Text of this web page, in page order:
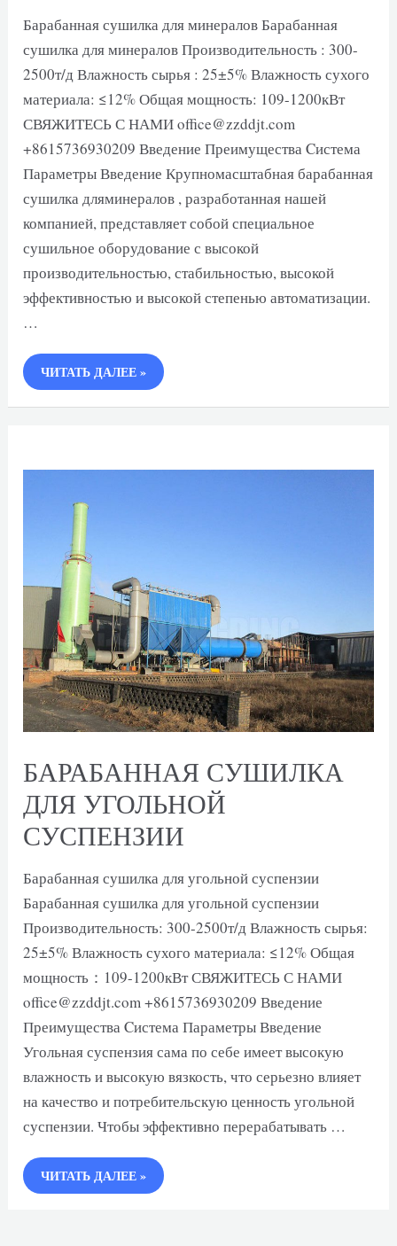
Барабанная сушилка для минералов Барабанная
сушилка для минералов Производительность : 300-
2500т/д Влажность сырья : 25±5% Влажность сухого
материала: ≤12% Общая мощность: 109-1200кВт
СВЯЖИТЕСЬ С НАМИ office@zzddjt.com
+8615736930209 Введение Преимущества Cистема
Параметры Введение Крупномасштабная барабанная
сушилка дляминералов , разработанная нашей
компанией, представляет собой специальное
сушильное оборудование с высокой
производительностью, стабильностью, высокой
эффективностью и высокой степенью автоматизации.
…
БАРАБАННАЯ
СУШИЛКА
ДЛЯ
ЧИТАТЬ ДАЛЕЕ »
БАРАБАННАЯ СУШИЛКА
ДЛЯ УГОЛЬНОЙ
СУСПЕНЗИИ
Барабанная сушилка для угольной суспензии
Барабанная сушилка для угольной суспензии
Производительность: 300-2500т/д Влажность сырья:
25±5% Влажность сухого материала: ≤12% Общая
мощность：109-1200кВт СВЯЖИТЕСЬ С НАМИ
office@zzddjt.com +8615736930209 Введение
Преимущества Cистема Параметры Введение
Угольная суспензия сама по себе имеет высокую
влажность и высокую вязкость, что серьезно влияет
на качество и потребительскую ценность угольной
суспензии. Чтобы эффективно перерабатывать …
БАРАБАННАЯ
СУШИЛКА
ДЛЯ
ЧИТАТЬ ДАЛЕЕ »